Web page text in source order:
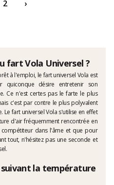
2 ›
fart Vola Universel ?
à l'emploi, le fart universel Vola est
quiconque désire entretenir son
Ce n'est certes pas le farte le plus
c'est par contre le plus polyvalent
fart universel Vola s'utilise en effet
d'air fréquemment rencontrée en
dans l'âme et que pour
tout, n'hésitez pas une seconde et
la température